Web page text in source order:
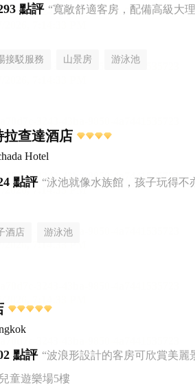
點評 “寬敞舒適客房，配備高級大
接駁服務 山景房 游泳池
拉查達酒店
Hotel
點評 “泳池就像水族館，孩子玩得不
酒店 游泳池
點評 “波浪形設計的客房可欣賞美麗
童遊樂場5樓